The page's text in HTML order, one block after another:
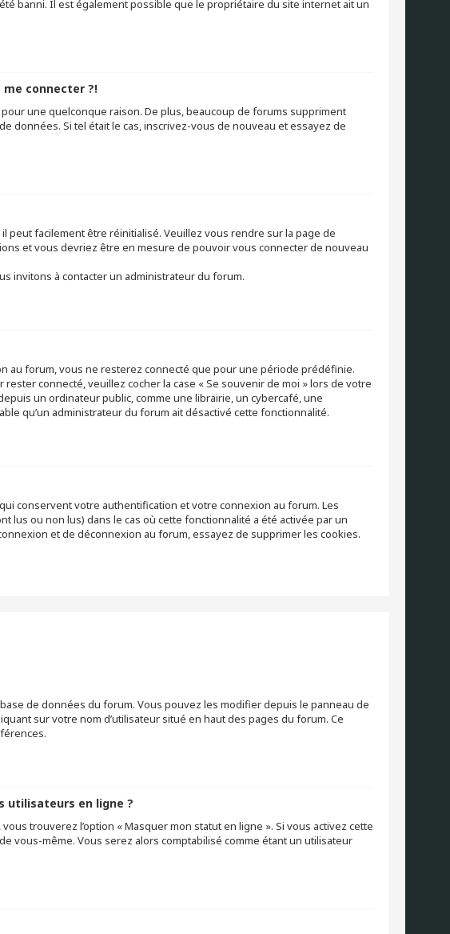
banni. Il est également possible que le propriétaire du site internet ait un
me connecter ?!
une quelconque raison. De plus, beaucoup de forums suppriment
données. Si tel était le cas, inscrivez-vous de nouveau et essayez de
peut facilement être réinitialisé. Veuillez vous rendre sur la page de
et vous devriez être en mesure de pouvoir vous connecter de nouveau
invitons à contacter un administrateur du forum.
au forum, vous ne resterez connecté que pour une période prédéfinie.
rester connecté, veuillez cocher la case « Se souvenir de moi » lors de votre
un ordinateur public, comme une librairie, un cybercafé, une
qu’un administrateur du forum ait désactivé cette fonctionnalité.
conservent votre authentification et votre connexion au forum. Les
lus ou non lus) dans le cas où cette fonctionnalité a été activée par un
et de déconnexion au forum, essayez de supprimer les cookies.
de données du forum. Vous pouvez les modifier depuis le panneau de
sur votre nom d’utilisateur situé en haut des pages du forum. Ce
utilisateurs en ligne ?
trouverez l’option « Masquer mon statut en ligne ». Si vous activez cette
vous-même. Vous serez alors comptabilisé comme étant un utilisateur